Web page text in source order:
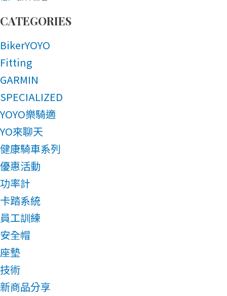
CATEGORIES
BikerYOYO
Fitting
GARMIN
SPECIALIZED
YOYO樂騎適
YO來聊天
健康騎車系列
優惠活動
功率計
卡踏系統
員工訓練
安全帽
座墊
技術
新商品分享